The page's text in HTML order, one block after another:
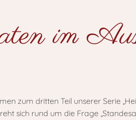
im
zum dritten Teil unserer Serie
sich rund um die Frage